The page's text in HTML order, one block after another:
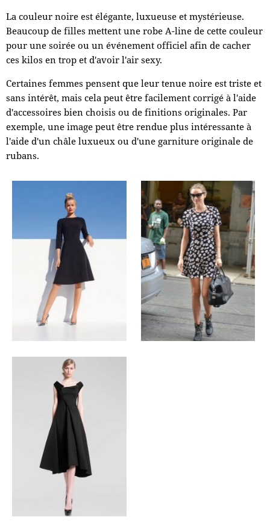
La couleur noire est élégante, luxueuse et mystérieuse.
Beaucoup de filles mettent une robe A-line de cette couleur
pour une soirée ou un événement officiel afin de cacher
ces kilos en trop et d'avoir l'air sexy.
Certaines femmes pensent que leur tenue noire est triste et
sans intérêt, mais cela peut être facilement corrigé à l'aide
d'accessoires bien choisis ou de finitions originales. Par
exemple, une image peut être rendue plus intéressante à
l'aide d'un châle luxueux ou d'une garniture originale de
rubans.